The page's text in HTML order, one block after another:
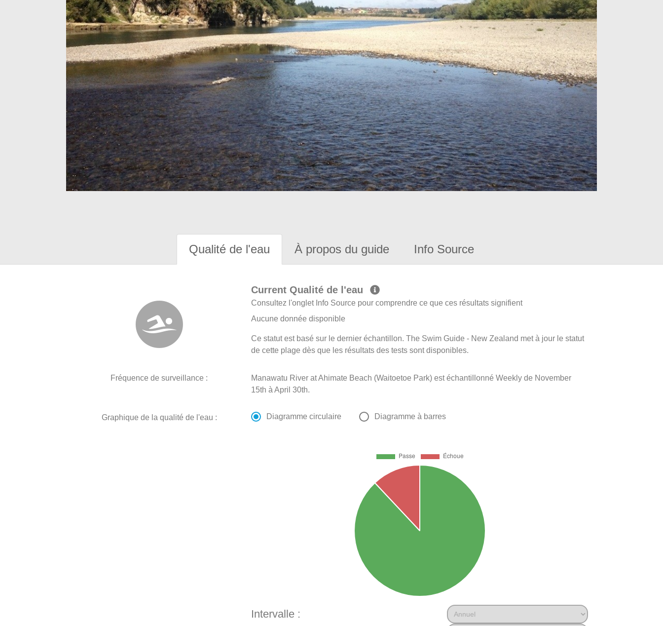
Qualité de l'eau À propos du guide Info Source
Current Qualité de l'eau
Consultez l'onglet Info Source pour comprendre ce que ces résultats signifient
Aucune donnée disponible
Ce statut est basé sur le dernier échantillon. The Swim Guide - New Zealand met à jour le statut
de cette plage dès que les résultats des tests sont disponibles.
Fréquence de surveillance :
Manawatu River at Ahimate Beach (Waitoetoe Park) est échantillonné Weekly de November
15th à April 30th.
Graphique de la qualité de l'eau : Diagramme circulaire Diagramme à barres
Intervalle :